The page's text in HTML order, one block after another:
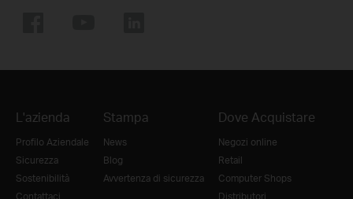
L'azienda
Profilo Aziendale
Sicurezza
Sostenibilità
Contattaci
Stampa
News
Blog
Avvertenza di sicurezza
Dove Acquistare
Negozi online
Retail
Computer Shops
Distributori